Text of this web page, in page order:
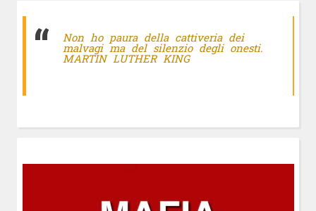
Non ho paura della cattiveria dei
malvagi ma del silenzio degli onesti.
MARTIN LUTHER KING